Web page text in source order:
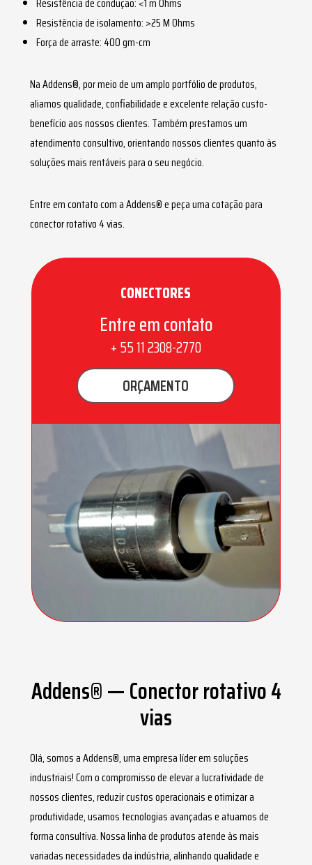
ENVIAR
Resistência de isolamento: >25 M Ohms
Força de arraste: 400 gm-cm
Na Addens®, por meio de um amplo portfólio de produtos,
aliamos qualidade, confiabilidade e excelente relação custo-
benefício aos nossos clientes. Também prestamos um
atendimento consultivo, orientando nossos clientes quanto às
soluções mais rentáveis para o seu negócio.
Entre em contato com a Addens® e peça uma cotação para
conector rotativo 4 vias.
CONECTORES
Entre em contato
+ 55 11 2308-2770
Addens® — Conector rotativo 4
vias
Olá, somos a Addens®, uma empresa líder em soluções
industriais! Com o compromisso de elevar a lucratividade de
nossos clientes, reduzir custos operacionais e otimizar a
produtividade, usamos tecnologias avançadas e atuamos de
forma consultiva. Nossa linha de produtos atende às mais
variadas necessidades da indústria, alinhando qualidade e